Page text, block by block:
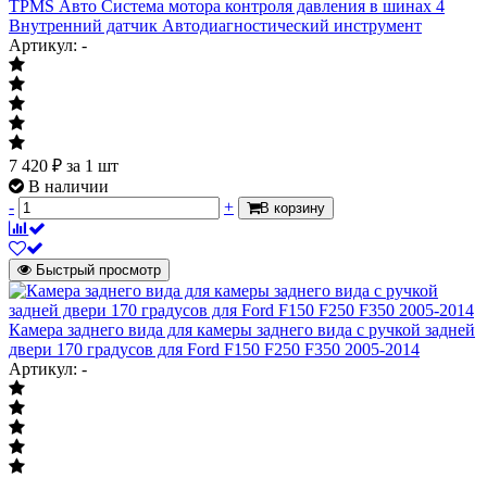
TPMS Авто Система мотора контроля давления в шинах 4
Внутренний датчик Автодиагностический инструмент
Артикул: -
7 420 ₽ за 1 шт
В наличии
-
+ В корзину
Быстрый просмотр
Камера заднего вида для камеры заднего вида с ручкой задней
двери 170 градусов для Ford F150 F250 F350 2005-2014
Артикул: -